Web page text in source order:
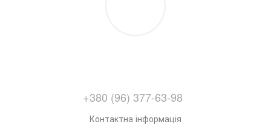
+380 (96) 377-63-98
Контактна інформація